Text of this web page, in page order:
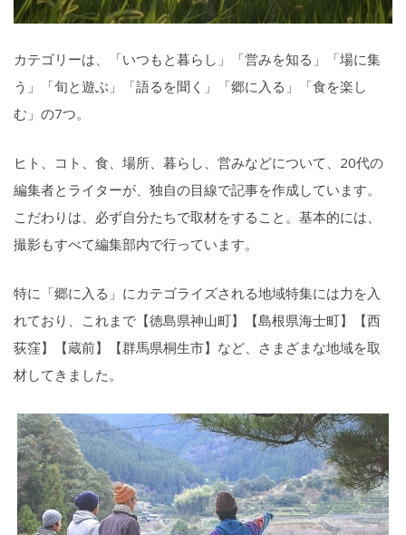
カテゴリーは、「いつもと暮らし」「営みを知る」「場に集
う」「旬と遊ぶ」「語るを聞く」「郷に入る」「食を楽し
む」の7つ。
ヒト、コト、食、場所、暮らし、営みなどについて、20代の
編集者とライターが、独自の目線で記事を作成しています。
こだわりは、必ず自分たちで取材をすること。基本的には、
撮影もすべて編集部内で行っています。
特に「郷に入る」にカテゴライズされる地域特集には力を入
れており、これまで【徳島県神山町】【島根県海士町】【西
荻窪】【蔵前】【群馬県桐生市】など、さまざまな地域を取
材してきました。